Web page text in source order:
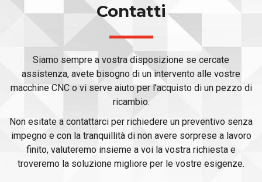
Contatti
Siamo sempre a vostra disposizione se cercate
assistenza, avete bisogno di un intervento alle vostre
macchine CNC o vi serve aiuto per l’acquisto di un pezzo di
ricambio.
Non esitate a contattarci per richiedere un preventivo senza
impegno e con la tranquillità di non avere sorprese a lavoro
finito, valuteremo insieme a voi la vostra richiesta e
troveremo la soluzione migliore per le vostre esigenze.